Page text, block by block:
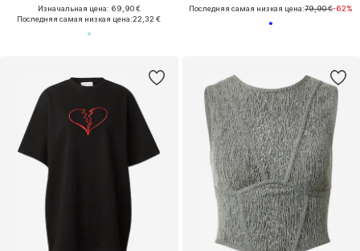
Изначальная цена: 69,90 €
Последняя самая низкая цена:22,32 €
Последняя самая низкая цена:79,90 €-62%